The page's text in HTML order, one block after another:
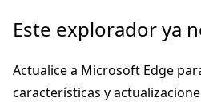
Ir
contenido
principal
Este explorador ya
Actualice a Microsoft Edge
características y